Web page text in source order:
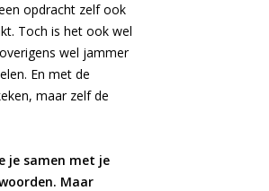
opdracht zelf ook
Toch is het ook wel
wel jammer
En met de
maar zelf de
je samen met je
Maar